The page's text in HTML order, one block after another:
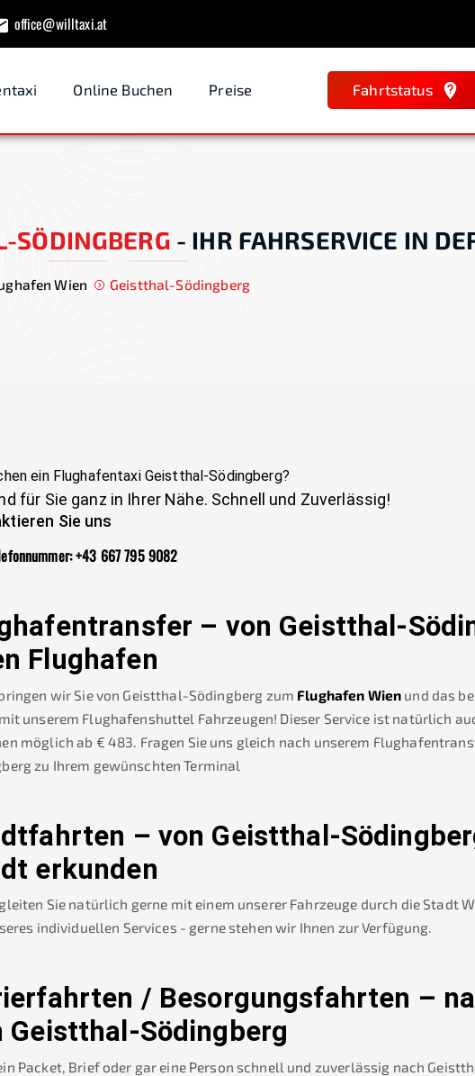
office@willtaxi.at
Online Buchen Preise Fahrtstatus
SÖDINGBERG - IHR FAHRSERVICE IN
Wien Geistthal-Södingberg
ein Flughafentaxi Geistthal-Södingberg?
für Sie ganz in Ihrer Nähe. Schnell und Zuverlässig!
Sie uns
:+43 667 795 9082
– von Geistthal-
Flughafen
wir Sie von Geistthal-Södingberg zum Flughafen Wien und das
mit unserem Flughafenshuttel Fahrzeugen! Dieser Service ist natürlich
möglich ab € 483. Fragen Sie uns gleich nach unserem
zu Ihrem gewünschten Terminal
– von Geistthal-
erkunden
Sie natürlich gerne mit einem unserer Fahrzeuge durch die Stadt
individuellen Services - gerne stehen wir Ihnen zur Verfügung.
/ Besorgungsfahrten –
Geistthal-Södingberg
Packet, Brief oder gar eine Person schnell und zuverlässig nach